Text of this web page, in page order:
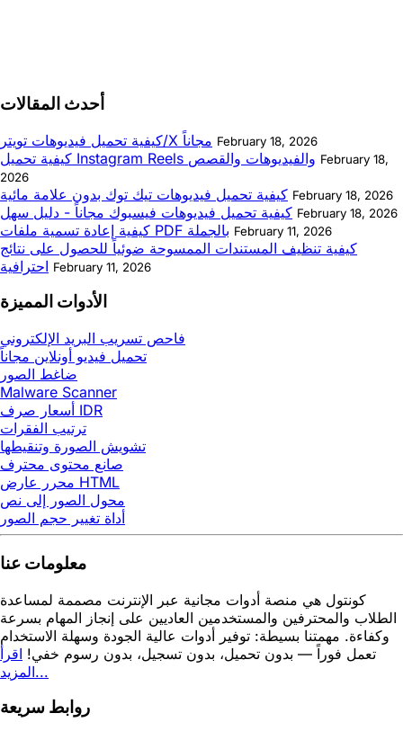
أحدث المقالات
كيفية تحميل فيديوهات تويتر/X مجاناً February 18, 2026
كيفية تحميل Instagram Reels والفيديوهات والقصص February 18,
2026
كيفية تحميل فيديوهات تيك توك بدون علامة مائية February 18, 2026
كيفية تحميل فيديوهات فيسبوك مجاناً - دليل سهل February 18, 2026
كيفية إعادة تسمية ملفات PDF بالجملة February 11, 2026
كيفية تنظيف المستندات الممسوحة ضوئياً للحصول على نتائج
احترافية February 11, 2026
الأدوات المميزة
فاحص تسريب البريد الإلكتروني
تحميل فيديو أونلاين مجاناً
ضاغط الصور
Malware Scanner
أسعار صرف IDR
ترتيب الفقرات
تشويش الصورة وتنقيطها
صانع محتوى محترف
محرر عارض HTML
محول الصور إلى نص
أداة تغيير حجم الصور
معلومات عنا
كونتول هي منصة أدوات مجانية عبر الإنترنت مصممة لمساعدة
الطلاب والمحترفين والمستخدمين العاديين على إنجاز المهام بسرعة
وكفاءة. مهمتنا بسيطة: توفير أدوات عالية الجودة وسهلة الاستخدام
تعمل فوراً — بدون تحميل، بدون تسجيل، بدون رسوم خفي! اقرأ
المزيد...
روابط سريعة